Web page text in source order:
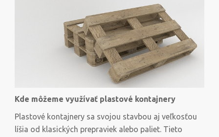
Kde môžeme využívať plastové kontajnery
Plastové kontajnery sa svojou stavbou aj veľkosťou
líšia od klasických prepraviek alebo paliet. Tieto